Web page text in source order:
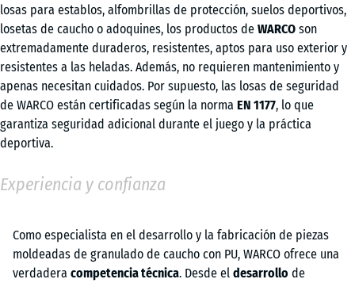
losas para establos, alfombrillas de protección, suelos deportivos,
losetas de caucho o adoquines, los productos de WARCO son
extremadamente duraderos, resistentes, aptos para uso exterior y
resistentes a las heladas. Además, no requieren mantenimiento y
apenas necesitan cuidados. Por supuesto, las losas de seguridad
de WARCO están certificadas según la norma EN 1177, lo que
garantiza seguridad adicional durante el juego y la práctica
deportiva.
Experiencia y confianza
Como especialista en el desarrollo y la fabricación de piezas
moldeadas de granulado de caucho con PU, WARCO ofrece una
verdadera competencia técnica. Desde el desarrollo de